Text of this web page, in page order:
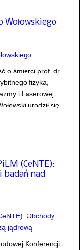
Wołowskiego
o śmierci prof. dr.
fizyka,
i Laserowej
urodził się
(CeNTE):
badań nad
Konferencji